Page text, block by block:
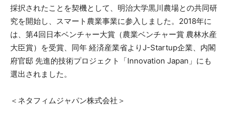
採択されたことを契機として、明治大学黒川農場との共同研
究を開始し、スマート農業事業に参入しました。2018年に
は、第4回日本ベンチャー大賞（農業ベンチャー賞 農林水産
大臣賞）を受賞、同年 経済産業省よりJ-Startup企業、内閣
府官邸 先進的技術プロジェクト「Innovation Japan」にも
選出されました。
＜ネタフィムジャパン株式会社＞